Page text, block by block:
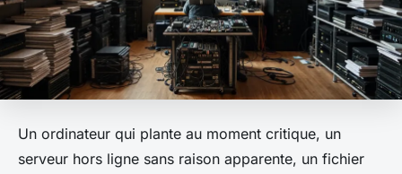
Un ordinateur qui plante au moment critique, un
serveur hors ligne sans raison apparente, un fichier